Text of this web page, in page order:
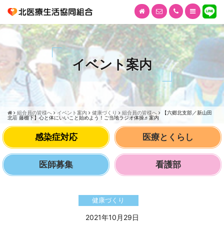
イベント案内
組合員の皆様へ イベント案内 健康づくり 組合員の皆様へ
【六郷北支部／新山田
北荘 藤棚下】心と体にいいこと始めよう！ご当地ラジオ体操♬案内
感染症対応 医療とくらし
医師募集 看護部
健康づくり
2021年10月29日